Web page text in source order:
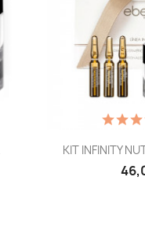

KIT INFINITY